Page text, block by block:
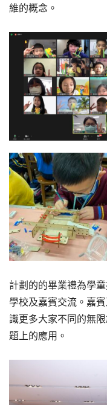
維的概念。
計劃的的畢業禮為學
學校及嘉賓交流。嘉
識更多大家不同的無
題上的應用。